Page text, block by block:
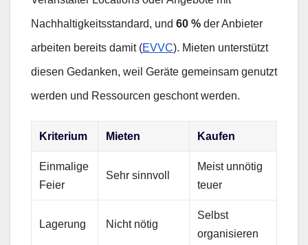
Nachhaltigkeitsstandard, und 60 % der Anbieter
arbeiten bereits damit (EVVC). Mieten unterstützt
diesen Gedanken, weil Geräte gemeinsam genutzt
werden und Ressourcen geschont werden.
Kriterium Mieten Kaufen
Einmalige
Feier
Sehr sinnvoll
Meist unnötig
teuer
Lagerung Nicht nötig
Selbst
organisieren